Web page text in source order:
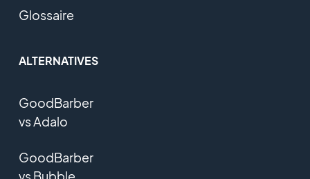
Glossaire
ALTERNATIVES
GoodBarber
vs Adalo
GoodBarber